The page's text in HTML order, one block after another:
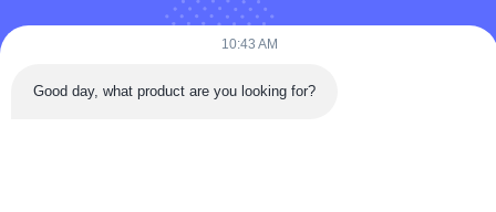
10:43 AM
Good day, what product are you looking for?